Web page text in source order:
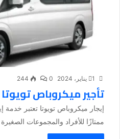
1 يناير، 2024 0
244
تأجير ميكروباص تويوتا
إيجار ميكروباص تويوتا تعتبر خدمة
ممتازًا للأفراد والمجموعات